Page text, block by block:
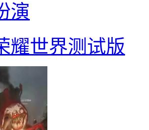
演
耀世界测试版